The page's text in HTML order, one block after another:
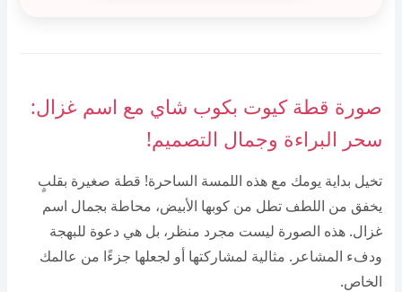
صورة قطة كيوت بكوب شاي مع اسم غزال:
سحر البراءة وجمال التصميم!
تخيل بداية يومك مع هذه اللمسة الساحرة! قطة صغيرة بقلبٍ
يخفق من اللطف تطل من كوبها الأبيض، محاطة بجمال اسم
غزال. هذه الصورة ليست مجرد منظر، بل هي دعوة للبهجة
ودفء المشاعر. مثالية لمشاركتها أو لجعلها جزءًا من عالمك
الخاص.